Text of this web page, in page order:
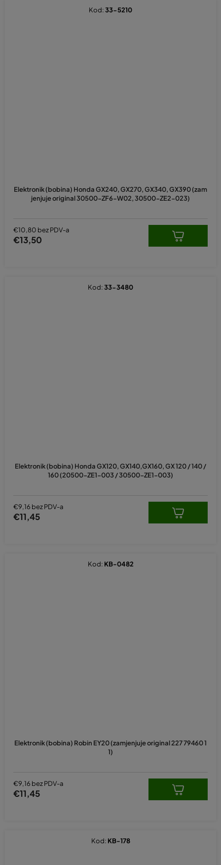
Elektronik (bobina) Honda GX240, GX270, GX340, GX390 (zam
jenjuje original 30500-ZF6-W02, 30500-ZE2-023)
€10,80 bez PDV-a
€13,50
Kod:33-5210
Elektronik (bobina) Honda GX120, GX140,GX160, GX 120 / 140 /
160 (20500-ZE1-003 / 30500-ZE1-003)
€9,16 bez PDV-a
€11,45
Kod:33-3480
Elektronik (bobina) Robin EY20 (zamjenjuje original 227 79460 1
1)
€9,16 bez PDV-a
€11,45
Kod: KB-0482
Kod: KB-178